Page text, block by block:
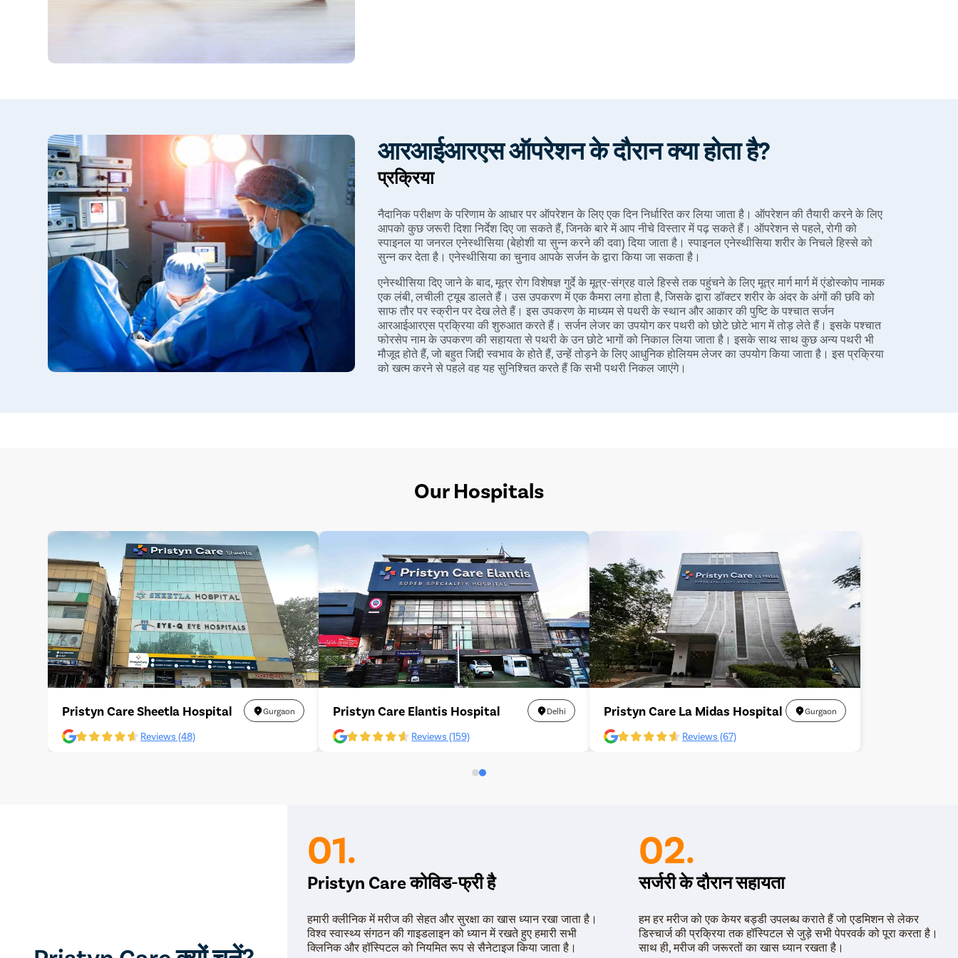
आरआईआरएस ऑपरेशन के दौरान क्या होता है?
प्रक्रिया
नैदानिक परीक्षण के परिणाम के आधार पर ऑपरेशन के लिए एक दिन निर्धारित कर लिया जाता है। ऑपरेशन की तैयारी करने के लिए
आपको कुछ जरूरी दिशा निर्देश दिए जा सकते हैं, जिनके बारे में आप नीचे विस्तार में पढ़ सकते हैं। ऑपरेशन से पहले, रोगी को
स्पाइनल या जनरल एनेस्थीसिया (बेहोशी या सुन्न करने की दवा) दिया जाता है। स्पाइनल एनेस्थीसिया शरीर के निचले हिस्से को
सुन्न कर देता है। एनेस्थीसिया का चुनाव आपके सर्जन के द्वारा किया जा सकता है।
एनेस्थीसिया दिए जाने के बाद, मूत्र रोग विशेषज्ञ गुर्दे के मूत्र-संग्रह वाले हिस्से तक पहुंचने के लिए मूत्र मार्ग मार्ग में एंडोस्कोप नामक
एक लंबी, लचीली ट्यूब डालते हैं। उस उपकरण में एक कैमरा लगा होता है, जिसके द्वारा डॉक्टर शरीर के अंदर के अंगों की छवि को
साफ तौर पर स्क्रीन पर देख लेते हैं। इस उपकरण के माध्यम से पथरी के स्थान और आकार की पुष्टि के पश्चात सर्जन
आरआईआरएस प्रक्रिया की शुरुआत करते हैं। सर्जन लेजर का उपयोग कर पथरी को छोटे छोटे भाग में तोड़ लेते हैं। इसके पश्चात
फोरसेप नाम के उपकरण की सहायता से पथरी के उन छोटे भागों को निकाल लिया जाता है। इसके साथ साथ कुछ अन्य पथरी भी
मौजूद होते हैं, जो बहुत जिद्दी स्वभाव के होते हैं, उन्हें तोड़ने के लिए आधुनिक होलियम लेजर का उपयोग किया जाता है। इस प्रक्रिया
को खत्म करने से पहले वह यह सुनिश्चित करते हैं कि सभी पथरी निकल जाएंगे।
Our Hospitals
Pristyn Care Sheetla Hospital Gurgaon
Reviews (48)
Pristyn Care Elantis Hospital Delhi
Reviews (159)
Pristyn Care La Midas Hospital Gurgaon
Reviews (67)
01.
Pristyn Care कोविड-फ्री है
हमारी क्लीनिक में मरीज की सेहत और सुरक्षा का खास ध्यान रखा जाता है।
विश्व स्वास्थ्य संगठन की गाइडलाइन को ध्यान में रखते हुए हमारी सभी
क्लिनिक और हॉस्पिटल को नियमित रूप से सैनेटाइज किया जाता है।
02.
सर्जरी के दौरान सहायता
हम हर मरीज को एक केयर बड्डी उपलब्ध कराते हैं जो एडमिशन से लेकर
डिस्चार्ज की प्रक्रिया तक हॉस्पिटल से जुड़े सभी पेपरवर्क को पूरा करता है।
साथ ही, मरीज की जरूरतों का खास ध्यान रखता है।